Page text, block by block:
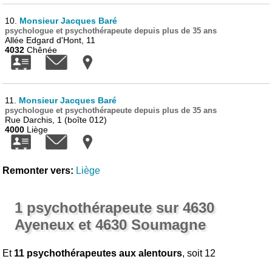
10. Monsieur Jacques Baré
psychologue et psychothérapeute depuis plus de 35 ans
Allée Edgard d'Hont, 11
4032 Chênée
11. Monsieur Jacques Baré
psychologue et psychothérapeute depuis plus de 35 ans
Rue Darchis, 1 (boîte 012)
4000 Liège
Remonter vers: Liège
1 psychothérapeute sur 4630
Ayeneux et 4630 Soumagne
Et 11 psychothérapeutes aux alentours, soit 12